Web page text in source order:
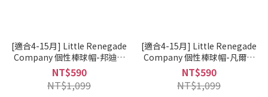
[適合4-15月] Little Renegade
Company 個性棒球帽-邦迪海
灘(棒)
NT$590
NT$1,099
[適合4-15月] Little Renegade
Company 個性棒球帽-凡爾賽
玫瑰
NT$590
NT$1,099